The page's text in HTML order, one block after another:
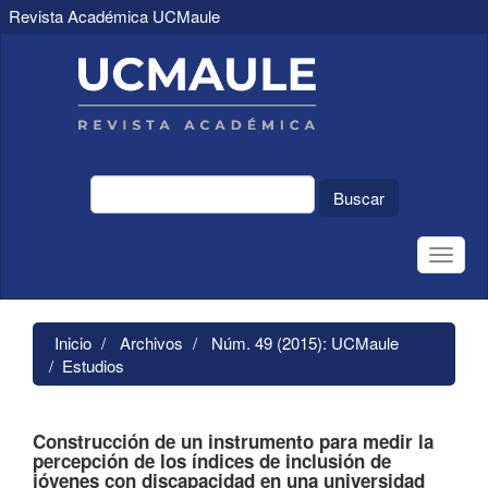
Revista Académica UCMaule
principal
Contenido
principal
Barra
Buscar
Toggle
Inicio Archivos
Núm. 49 (2015): UCMaule
Estudios
Construcción de un instrumento para medir la
percepción de los índices de inclusión de
jóvenes con discapacidad en una universidad